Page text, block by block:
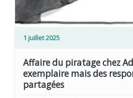
1 juillet 2025
Affaire du piratage chez
exemplaire mais des
partagées